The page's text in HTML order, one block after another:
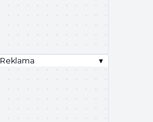
Reklama ▾